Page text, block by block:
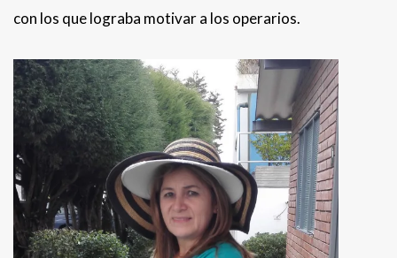
con los que lograba motivar a los operarios.